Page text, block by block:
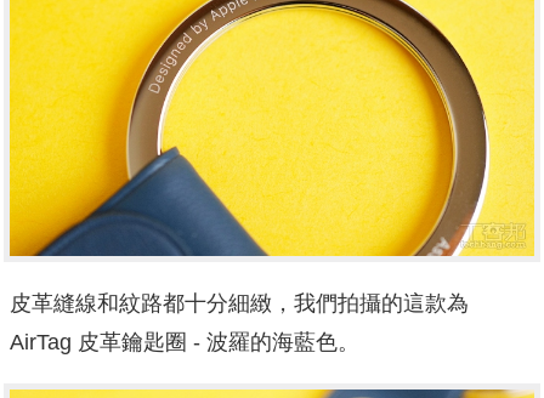
皮革縫線和紋路都十分細緻，我們拍攝的這款為
AirTag 皮革鑰匙圈 - 波羅的海藍色。